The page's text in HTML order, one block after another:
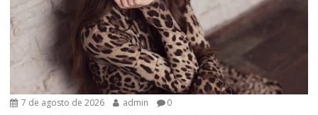
7 de agosto de 2026 admin 0